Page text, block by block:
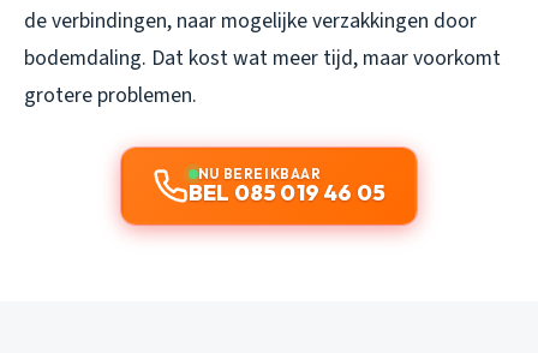
de verbindingen, naar mogelijke verzakkingen door
bodemdaling. Dat kost wat meer tijd, maar voorkomt
grotere problemen.
NU BEREIKBAAR
BEL 085 019 46 05